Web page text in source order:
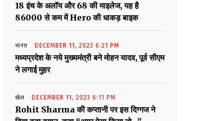
18 इंच के अलॉय और 68 की माइलेज, यह है
86000 से कम में Hero की धाकड़ बाइक
भारत DECEMBER 11, 2023 6:21 PM
मध्यप्रदेश के नये मुख्यमंत्री बने मोहन यादव, पूर्व सीएम
ने लगाई मुहर
खेल DECEMBER 11, 2023 6:11 PM
Rohit Sharma की कप्तानी पर इस दिग्गज ने